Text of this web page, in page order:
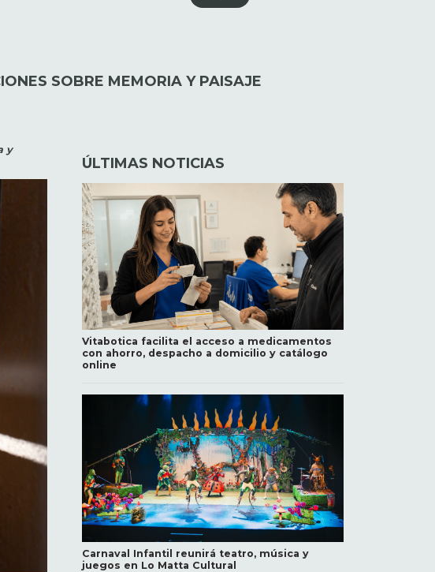
SOBRE MEMORIA Y PAISAJE
y
ÚLTIMAS NOTICIAS
Vitabotica facilita el acceso a medicamentos
con ahorro, despacho a domicilio y catálogo
online
Carnaval Infantil reunirá teatro, música y
juegos en Lo Matta Cultural